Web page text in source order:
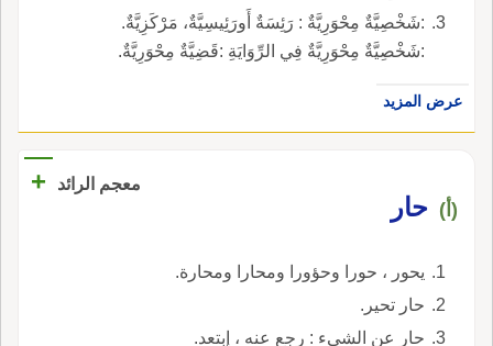
:شَخْصِيَّةٌ مِحْوَرِيَّةٌ : رَئِسَةٌ أَورَئِيسِيَّةٌ، مَرْكَزِيَّةٌ.
:شَخْصِيَّةٌ مِحْوَرِيَّةٌ فِي الرِّوَايَةِ :قَضِيَّةٌ مِحْوَرِيَّةٌ.
عرض المزيد
معجم الرائد +
(أ) حار
يحور ، حورا وحؤورا ومحارا ومحارة.
حار تحير.
حار عن الشيء : رجع عنه ، إبتعد.